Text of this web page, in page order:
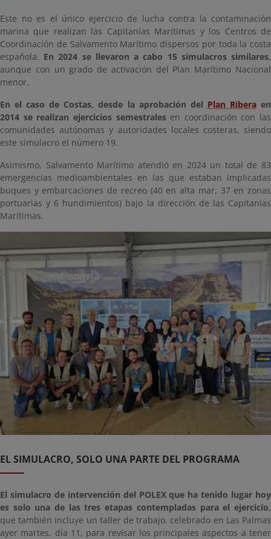
Este no es el único ejercicio de lucha contra la contaminación
marina que realizan las Capitanías Marítimas y los Centros de
Coordinación de Salvamento Marítimo dispersos por toda la costa
española. En 2024 se llevaron a cabo 15 simulacros similares,
aunque con un grado de activación del Plan Marítimo Nacional
menor.
En el caso de Costas, desde la aprobación del Plan Riberaen
2014 se realizan ejercicios semestralesen coordinación con las
comunidades autónomas y autoridades locales costeras, siendo
este simulacro el número 19.
Asimismo, Salvamento Marítimo atendió en 2024 un total de 83
emergencias medioambientales en las que estaban implicadas
buques y embarcaciones de recreo (40 en alta mar, 37 en zonas
portuarias y 6 hundimientos) bajo la dirección de las Capitanías
Marítimas.
EL SIMULACRO, SOLO UNA PARTE DEL PROGRAMA
El simulacro de intervención del POLEX que ha tenido lugar hoy
es solo una de las tres etapas contempladas para el ejercicio,
que también incluye un taller de trabajo, celebrado en Las Palmas
ayer martes, día 11, para revisar los principales aspectos a tener